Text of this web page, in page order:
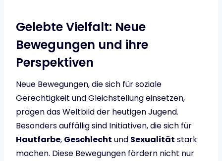
Gelebte Vielfalt: Neue
Bewegungen und ihre
Perspektiven
Neue Bewegungen, die sich für soziale
Gerechtigkeit und Gleichstellung einsetzen,
prägen das Weltbild der heutigen Jugend.
Besonders auffällig sind Initiativen, die sich für
Hautfarbe, Geschlecht und Sexualität stark
machen. Diese Bewegungen fördern nicht nur